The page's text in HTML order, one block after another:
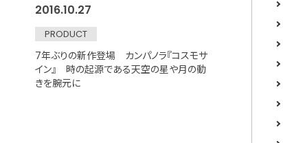
2016.10.27
PRODUCT
7年ぶりの新作登場 カンパノラ『コスモサ
イン』 時の起源である天空の星や月の動
きを腕元に